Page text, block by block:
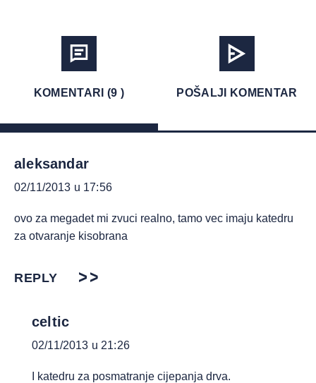
KOMENTARI (9 ) POŠALJI KOMENTAR
aleksandar
02/11/2013 u 17:56
ovo za megadet mi zvuci realno, tamo vec imaju katedru
za otvaranje kisobrana
REPLY
celtic
02/11/2013 u 21:26
I katedru za posmatranje cijepanja drva.